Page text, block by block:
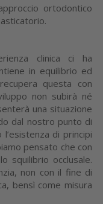
ortodontico
clinica ci ha
in equilibrio ed
questa con
non subirà né
una situazione
dal nostro punto di
di principi
pensato che con
squilibrio occlusale.
non con il fine di
bensì come misura